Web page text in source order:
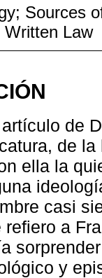
Sources
Written Law
de
de
ella la
casi
a
y